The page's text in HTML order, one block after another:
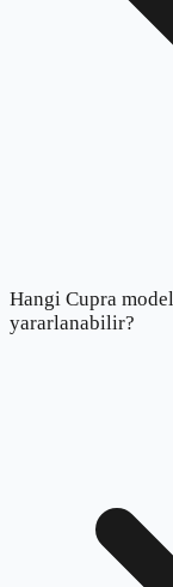
Hangi Cupra
yararlanabilir?